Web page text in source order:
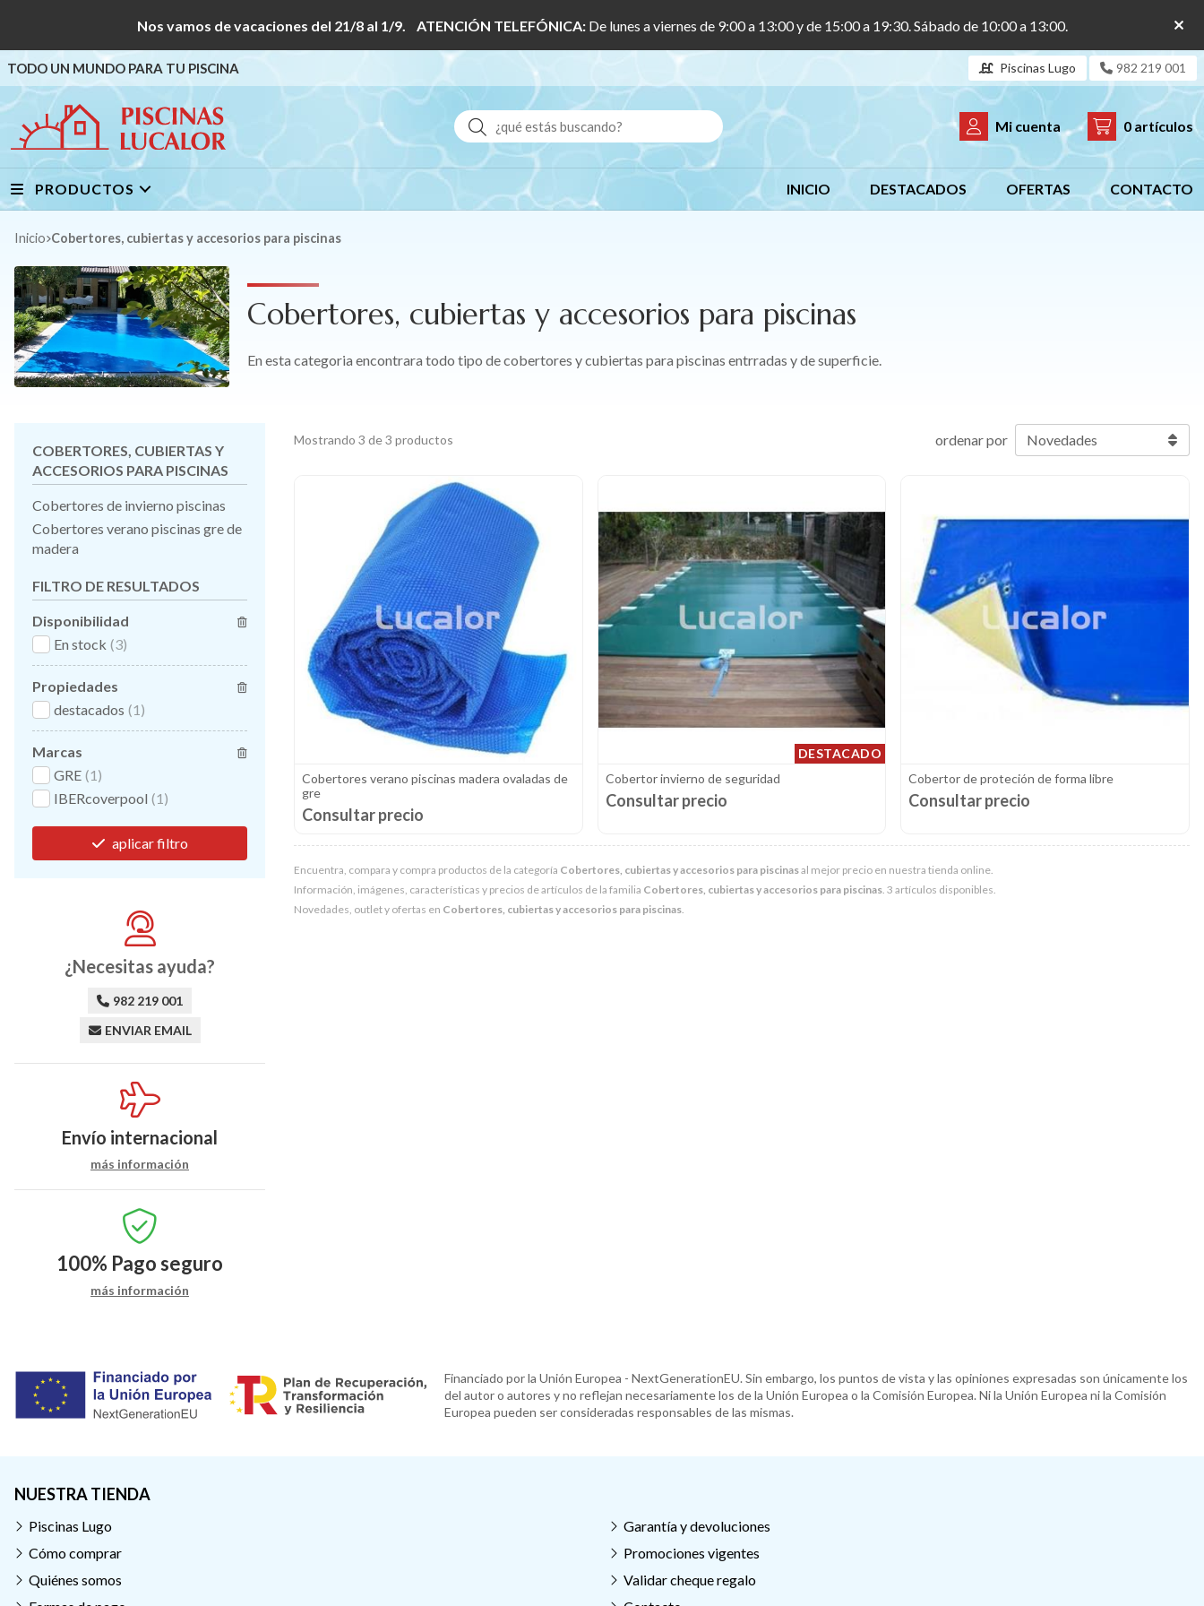
Nos vamos de vacaciones del 21/8 al 1/9. ATENCIÓN TELEFÓNICA: De lunes a viernes de 9:00 a 13:00 y de 15:00 a 19:30. Sábado de 10:00 a 13:00.
TODO UN MUNDO PARA TU PISCINA Piscinas Lugo 982 219 001
Buscar Mi cuenta 0 artículos
PRODUCTOS INICIO DESTACADOS OFERTAS CONTACTO
Inicio Cobertores, cubiertas y accesorios para piscinas
Cobertores, cubiertas y accesorios para piscinas
En esta categoria encontrara todo tipo de cobertores y cubiertas para piscinas entrradas y de superficie.
Encuentra, compara y compra productos de la categoría Cobertores, cubiertas y accesorios para piscinasal mejor precio en nuestra tienda online.
Información, imágenes, características y precios de artículos de la familia Cobertores, cubiertas y accesorios para piscinas . 3 artículos disponibles.
Novedades, outlet y ofertas en Cobertores, cubiertas y accesorios para piscinas
Mostrando 3 de 3 productos ordenar por
Cobertores verano piscinas madera ovaladas de
gre
Consultar precio
DESTACADO
Cobertor invierno de seguridad
Consultar precio
Cobertor de proteción de forma libre
Consultar precio
COBERTORES, CUBIERTAS Y
ACCESORIOS PARA PISCINAS
Cobertores de invierno piscinas
Cobertores verano piscinas gre de
madera
FILTRO DE RESULTADOS
Disponibilidad
En stock (3)
Propiedades
destacados (1)
Marcas
GRE (1)
IBERcoverpool (1)
aplicar filtro
¿Necesitas ayuda?
982 219 001
ENVIAR EMAIL
Envío internacional
más información
100% Pago seguro
más información
Financiado por la Unión Europea - NextGenerationEU. Sin embargo, los puntos de vista y las opiniones expresadas son únicamente los
del autor o autores y no reflejan necesariamente los de la Unión Europea o la Comisión Europea. Ni la Unión Europea ni la Comisión
Europea pueden ser consideradas responsables de las mismas.
NUESTRA TIENDA
Piscinas Lugo
Cómo comprar
Quiénes somos
Garantía y devoluciones
Promociones vigentes
Validar cheque regalo